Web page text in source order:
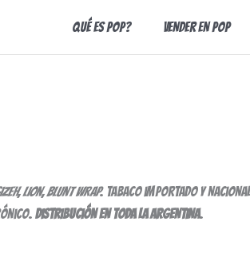
Qué es Pop? Vender en Pop
Lion, Blunt Wrap. Tabaco importado y
Distribución en toda la Argentina.